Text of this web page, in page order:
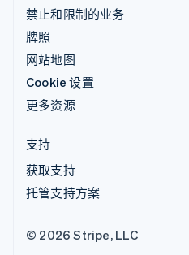
禁止和限制的业务
牌照
网站地图
Cookie 设置
更多资源
支持
获取支持
托管支持方案
© 2026 Stripe, LLC